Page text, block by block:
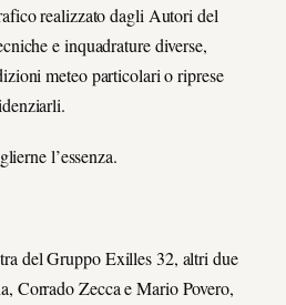
realizzato dagli Autori del
e inquadrature diverse,
meteo particolari o riprese
l’essenza.
del Gruppo Exilles 32, altri due
Corrado Zecca e Mario Povero,